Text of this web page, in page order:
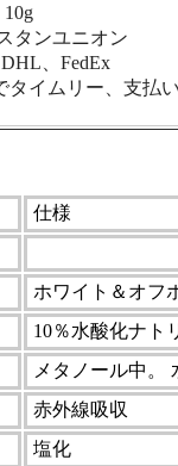
タンユニオン
、FedEx
イムリー、支払
仕様
ホワイト＆オフ
10％水酸化ナト
メタノール中。
赤外線吸収
塩化